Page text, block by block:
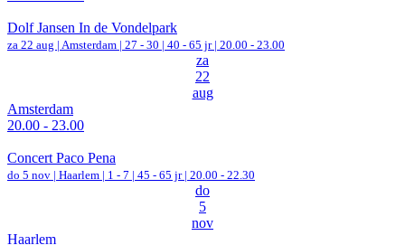
Dolf Jansen In de Vondelpark
za 22 aug | Amsterdam | 27 - 30 | 40 - 65 jr | 20.00 - 23.00
za
22
aug
Amsterdam
20.00 - 23.00
Concert Paco Pena
do 5 nov | Haarlem | 1 - 7 | 45 - 65 jr | 20.00 - 22.30
do
5
nov
Haarlem